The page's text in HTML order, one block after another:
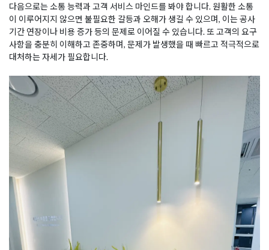
다음으로는 소통 능력과 고객 서비스 마인드를 봐야 합니다. 원활한 소통
이 이루어지지 않으면 불필요한 갈등과 오해가 생길 수 있으며, 이는 공사
기간 연장이나 비용 증가 등의 문제로 이어질 수 있습니다. 또 고객의 요구
사항을 충분히 이해하고 존중하며, 문제가 발생했을 때 빠르고 적극적으로
대처하는 자세가 필요합니다.